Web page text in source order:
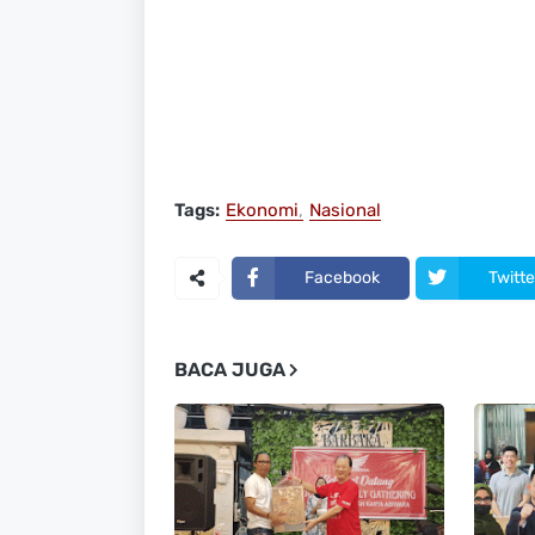
Tags: Ekonomi Nasional
Facebook
BACA JUGA